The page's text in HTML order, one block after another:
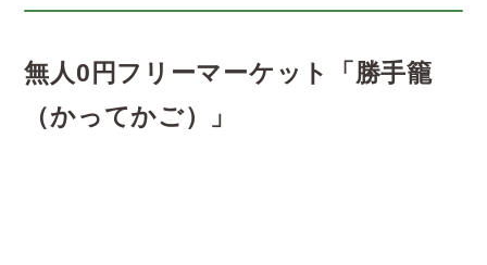
無人0円フリーマーケット「勝手籠
（かってかご）」